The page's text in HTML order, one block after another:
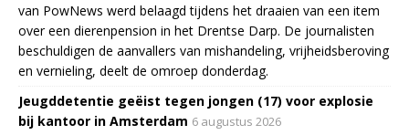
van PowNews werd belaagd tijdens het draaien van een item
over een dierenpension in het Drentse Darp. De journalisten
beschuldigen de aanvallers van mishandeling, vrijheidsberoving
en vernieling, deelt de omroep donderdag.
Jeugddetentie geëist tegen jongen (17) voor explosie
bij kantoor in Amsterdam 6 augustus 2026